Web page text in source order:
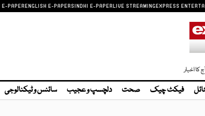
E-PAPERENGLISH E-PAPERSINDHI E-PAPERLIVE STREAMINGEXPRESS
کا اخبار
فیکٹ چیک صحت دلچسپ و عجیب سائنس و ٹیکنالوجی